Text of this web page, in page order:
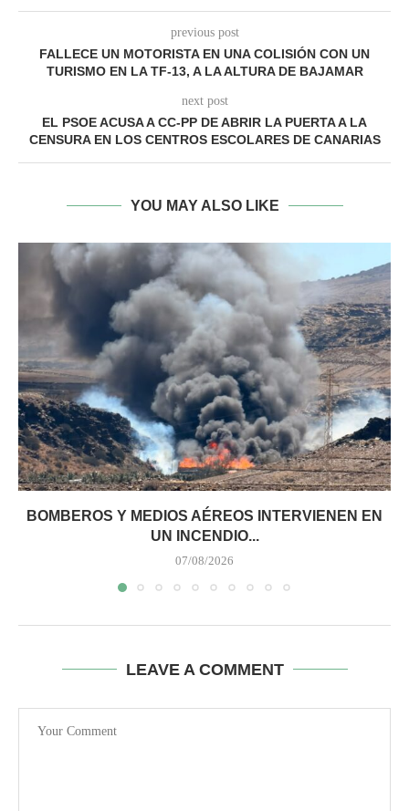
previous post
FALLECE UN MOTORISTA EN UNA COLISIÓN CON UN
TURISMO EN LA TF-13, A LA ALTURA DE BAJAMAR
next post
EL PSOE ACUSA A CC-PP DE ABRIR LA PUERTA A LA
CENSURA EN LOS CENTROS ESCOLARES DE CANARIAS
YOU MAY ALSO LIKE
BOMBEROS Y MEDIOS AÉREOS INTERVIENEN EN
UN INCENDIO...
07/08/2026
LEAVE A COMMENT